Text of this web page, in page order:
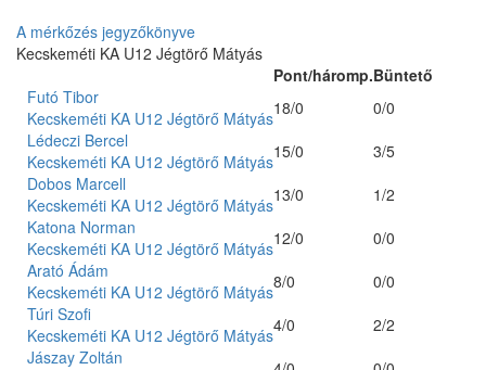
A mérkőzés jegyzőkönyve
Kecskeméti KA U12 Jégtörő Mátyás
Pont/háromp.Büntető
Futó Tibor
Kecskeméti KA U12 Jégtörő Mátyás18/0
0/0
Lédeczi Bercel
Kecskeméti KA U12 Jégtörő Mátyás15/0
3/5
Dobos Marcell
Kecskeméti KA U12 Jégtörő Mátyás13/0
1/2
Katona Norman
Kecskeméti KA U12 Jégtörő Mátyás12/0
0/0
Arató Ádám
Kecskeméti KA U12 Jégtörő Mátyás8/0
0/0
Túri Szofi
Kecskeméti KA U12 Jégtörő Mátyás4/0
2/2
Jászay Zoltán